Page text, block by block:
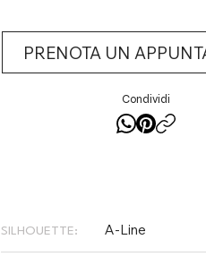
PRENOTA UN
Condividi
SILHOUETTE: A-Line